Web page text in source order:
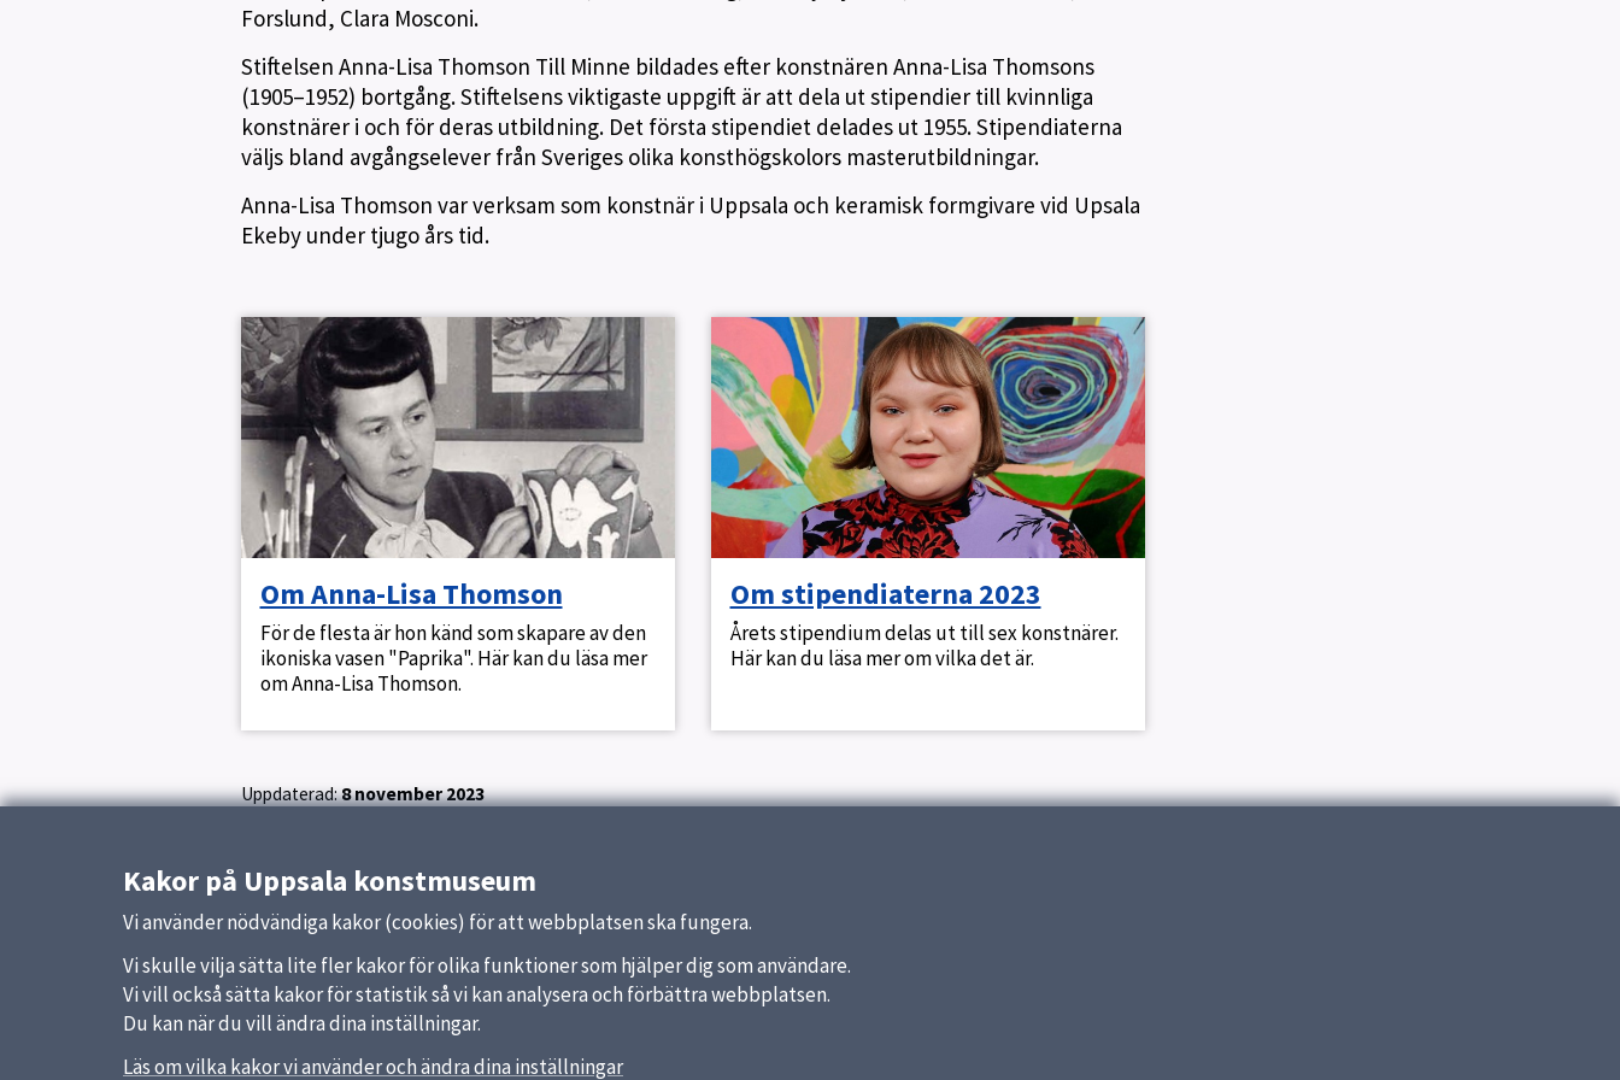
Forslund, Clara Mosconi.
Stiftelsen Anna-Lisa Thomson Till Minne bildades efter konstnären Anna-Lisa Thomsons
(1905–1952) bortgång. Stiftelsens viktigaste uppgift är att dela ut stipendier till kvinnliga
konstnärer i och för deras utbildning. Det första stipendiet delades ut 1955. Stipendiaterna
väljs bland avgångselever från Sveriges olika konsthögskolors masterutbildningar.
Anna-Lisa Thomson var verksam som konstnär i Uppsala och keramisk formgivare vid Upsala
Ekeby under tjugo års tid.
Om Anna-Lisa Thomson
För de flesta är hon känd som skapare av den
ikoniska vasen "Paprika". Här kan du läsa mer
om Anna-Lisa Thomson.
Om stipendiaterna 2023
Årets stipendium delas ut till sex konstnärer.
Här kan du läsa mer om vilka det är.
Uppdaterad:8 november 2023
Kakor på Uppsala konstmuseum
Vi använder nödvändiga kakor (cookies) för att webbplatsen ska fungera.
Vi skulle vilja sätta lite fler kakor för olika funktioner som hjälper dig som användare.
Vi vill också sätta kakor för statistik så vi kan analysera och förbättra webbplatsen.
Du kan när du vill ändra dina inställningar.
Läs om vilka kakor vi använder och ändra dina inställningar